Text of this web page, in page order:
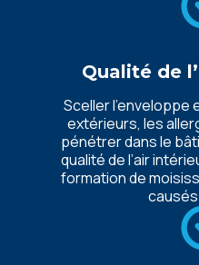
Qualité de
Sceller l’enveloppe
extérieurs, les
pénétrer dans le
qualité de l’air
formation de
causés